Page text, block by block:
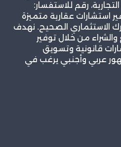
التجارية، رقم للاستفسار:
مع توفير استشارات عقارية متميزة
الاستثماري الصحيح. نهدف
من خلال توفير
قانونية وتسويق
عربي وأجنبي يرغب في